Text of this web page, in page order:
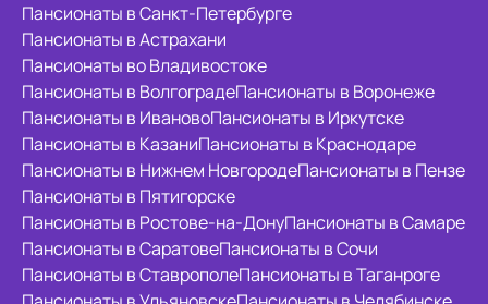
Пансионаты в Санкт-Петербурге
Пансионаты в Астрахани
Пансионаты во Владивостоке
Пансионаты в ВолгоградеПансионаты в Воронеже
Пансионаты в ИвановоПансионаты в Иркутске
Пансионаты в КазаниПансионаты в Краснодаре
Пансионаты в Нижнем НовгородеПансионаты в Пензе
Пансионаты в Пятигорске
Пансионаты в Ростове-на-ДонуПансионаты в Самаре
Пансионаты в СаратовеПансионаты в Сочи
Пансионаты в СтаврополеПансионаты в Таганроге